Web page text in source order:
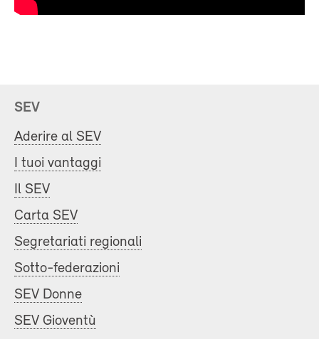
SEV
Aderire al SEV
I tuoi vantaggi
Il SEV
Carta SEV
Segretariati regionali
Sotto-federazioni
SEV Donne
SEV Gioventù